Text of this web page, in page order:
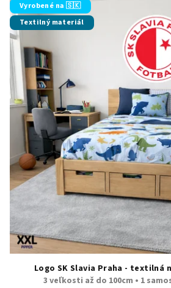
Vyrobené na 🇸🇰
Textilný materiál
Logo SK Slavia Praha - textilná
3 veľkosti až do 100cm • 1